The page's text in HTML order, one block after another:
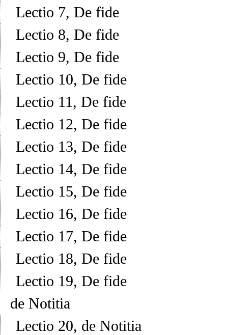
Lectio 7, De fide
Lectio 8, De fide
Lectio 9, De fide
Lectio 10, De fide
Lectio 11, De fide
Lectio 12, De fide
Lectio 13, De fide
Lectio 14, De fide
Lectio 15, De fide
Lectio 16, De fide
Lectio 17, De fide
Lectio 18, De fide
Lectio 19, De fide
de Notitia
Lectio 20, de Notitia